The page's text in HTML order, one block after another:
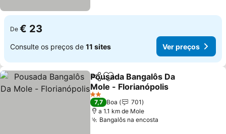
De € 23
Consulte os preços de 11 sites Ver preços
PartilharAdicionar aos favoritos
Pousada Bangalôs Da
Mole - Florianópolis
Ver preços
2 Estrelas
7,7 Boa
701
a 1.1 km de Mole
Bangalôs na encosta